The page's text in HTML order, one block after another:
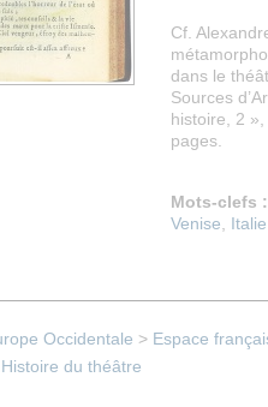
Cf.
dans le
Sources
histoire, 2
pages.
Mots-clefs :
Venise
Italie
Occidentale > Espace
du théâtre